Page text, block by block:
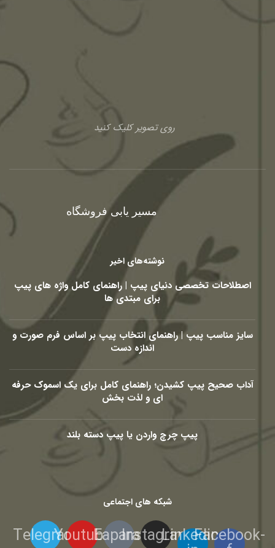
روی تصویر کلیک کنید
مسیر یابی فروشگاه
نوشته‌های اخیر
اصطلاحات تخصصی دنیای پیپ | راهنمای کامل واژه های پیپ
برای مبتدی ها
سایز مناسب پیپ | راهنمای انتخاب پیپ بر اساس فرم صورت و
اندازه دست
آداب صحیح پیپ کشیدن؛ راهنمای کامل برای یک اسموک حرفه
ای و لذت بخش
پیپ چرچ واردن یا پیپ دسته بلند
شبکه های اجتماعی
Facebook-
Linkedin-
Instagram
Eaparat
Youtube
Telegram